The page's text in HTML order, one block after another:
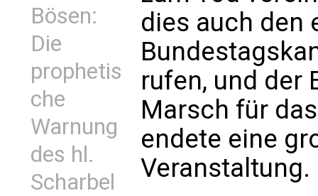
Bösen:
Die
prophetis
che
Warnung
des hl.
Scharbel
dies auch den
rufen, und der
Marsch für
endete eine
Veranstaltung.